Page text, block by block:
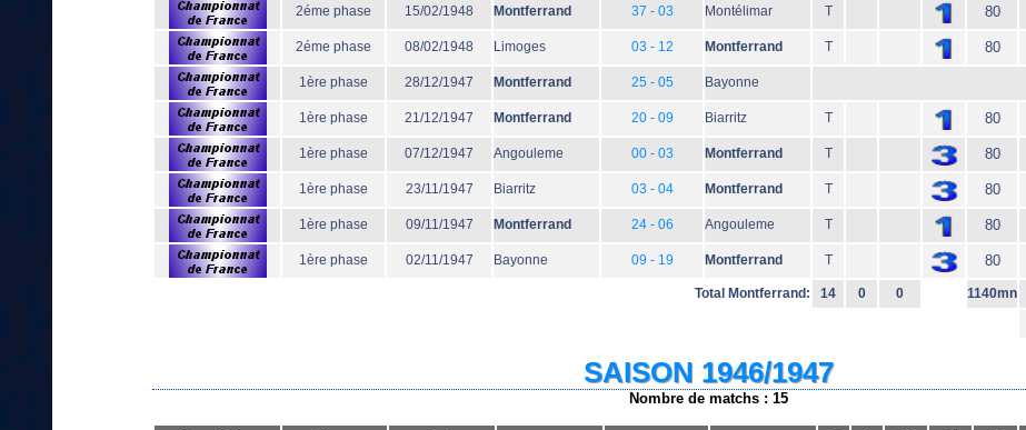
2éme phase 15/02/1948 Montferrand 37 - 03 Montélimar T 80
2éme phase 08/02/1948 Limoges 03 - 12 Montferrand T 80
1ère phase 28/12/1947 Montferrand 25 - 05 Bayonne
1ère phase 21/12/1947 Montferrand 20 - 09 Biarritz T 80
1ère phase 07/12/1947 Angouleme 00 - 03 Montferrand T 80
1ère phase 23/11/1947 Biarritz 03 - 04 Montferrand T 80
1ère phase 09/11/1947 Montferrand 24 - 06 Angouleme T 80
1ère phase 02/11/1947 Bayonne 09 - 19 Montferrand T 80
Total Montferrand: 14 0 0 1140mn
SAISON 1946/1947
Nombre de matchs : 15